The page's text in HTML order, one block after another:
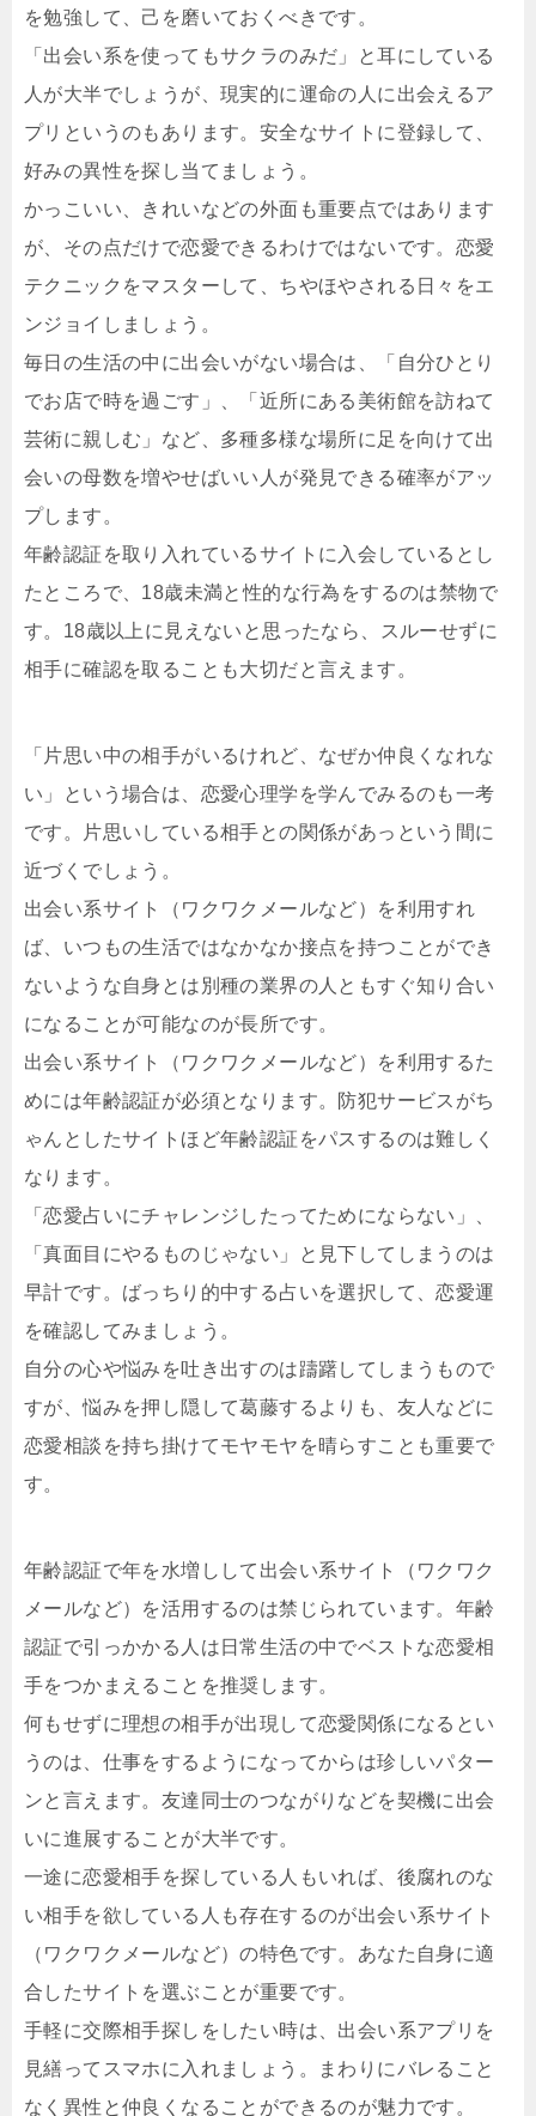
を勉強して、己を磨いておくべきです。
「出会い系を使ってもサクラのみだ」と耳にしている
人が大半でしょうが、現実的に運命の人に出会えるア
プリというのもあります。安全なサイトに登録して、
好みの異性を探し当てましょう。
かっこいい、きれいなどの外面も重要点ではあります
が、その点だけで恋愛できるわけではないです。恋愛
テクニックをマスターして、ちやほやされる日々をエ
ンジョイしましょう。
毎日の生活の中に出会いがない場合は、「自分ひとり
でお店で時を過ごす」、「近所にある美術館を訪ねて
芸術に親しむ」など、多種多様な場所に足を向けて出
会いの母数を増やせばいい人が発見できる確率がアッ
プします。
年齢認証を取り入れているサイトに入会しているとし
たところで、18歳未満と性的な行為をするのは禁物で
す。18歳以上に見えないと思ったなら、スルーせずに
相手に確認を取ることも大切だと言えます。
「片思い中の相手がいるけれど、なぜか仲良くなれな
い」という場合は、恋愛心理学を学んでみるのも一考
です。片思いしている相手との関係があっという間に
近づくでしょう。
出会い系サイト（ワクワクメールなど）を利用すれ
ば、いつもの生活ではなかなか接点を持つことができ
ないような自身とは別種の業界の人ともすぐ知り合い
になることが可能なのが長所です。
出会い系サイト（ワクワクメールなど）を利用するた
めには年齢認証が必須となります。防犯サービスがち
ゃんとしたサイトほど年齢認証をパスするのは難しく
なります。
「恋愛占いにチャレンジしたってためにならない」、
「真面目にやるものじゃない」と見下してしまうのは
早計です。ばっちり的中する占いを選択して、恋愛運
を確認してみましょう。
自分の心や悩みを吐き出すのは躊躇してしまうもので
すが、悩みを押し隠して葛藤するよりも、友人などに
恋愛相談を持ち掛けてモヤモヤを晴らすことも重要で
す。
年齢認証で年を水増しして出会い系サイト（ワクワク
メールなど）を活用するのは禁じられています。年齢
認証で引っかかる人は日常生活の中でベストな恋愛相
手をつかまえることを推奨します。
何もせずに理想の相手が出現して恋愛関係になるとい
うのは、仕事をするようになってからは珍しいパター
ンと言えます。友達同士のつながりなどを契機に出会
いに進展することが大半です。
一途に恋愛相手を探している人もいれば、後腐れのな
い相手を欲している人も存在するのが出会い系サイト
（ワクワクメールなど）の特色です。あなた自身に適
合したサイトを選ぶことが重要です。
手軽に交際相手探しをしたい時は、出会い系アプリを
見繕ってスマホに入れましょう。まわりにバレること
なく異性と仲良くなることができるのが魅力です。